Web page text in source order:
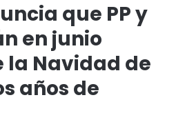
que PP y
en junio
la Navidad de
años de